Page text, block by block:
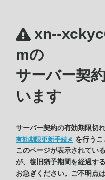
xn--
mの
サーバー契
います
サーバー契約の有効期限切
有効期限更新手続き を行うこ
このページが表示されてい
が、復旧猶予期間を経過す
お急ぎください。ご不明点は